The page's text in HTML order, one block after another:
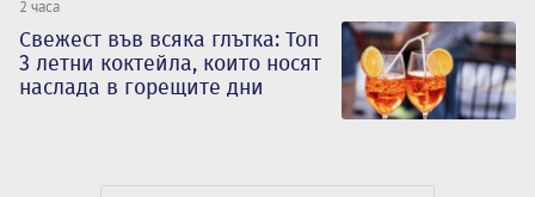
2 часа
Свежест във всяка глътка: Топ
3 летни коктейла, които носят
наслада в горещите дни